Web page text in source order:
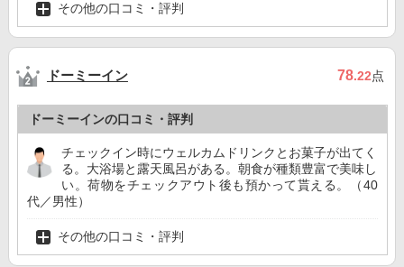
その他の口コミ・評判
ドーミーイン 78.22点
ドーミーインの口コミ・評判
チェックイン時にウェルカムドリンクとお菓子が出てく
る。大浴場と露天風呂がある。朝食が種類豊富で美味し
い。荷物をチェックアウト後も預かって貰える。（40
代／男性）
その他の口コミ・評判